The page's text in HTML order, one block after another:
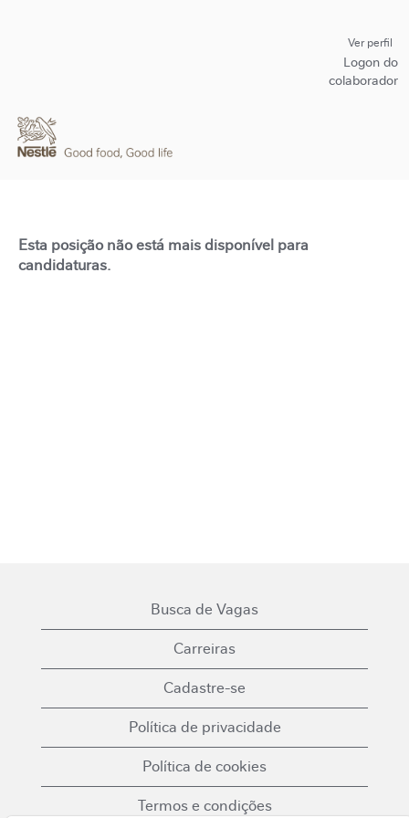
Ver perfil
Logon do
colaborador
Esta posição não está mais disponível para
candidaturas.
Busca de Vagas
Carreiras
Cadastre-se
Política de privacidade
Política de cookies
Termos e condições